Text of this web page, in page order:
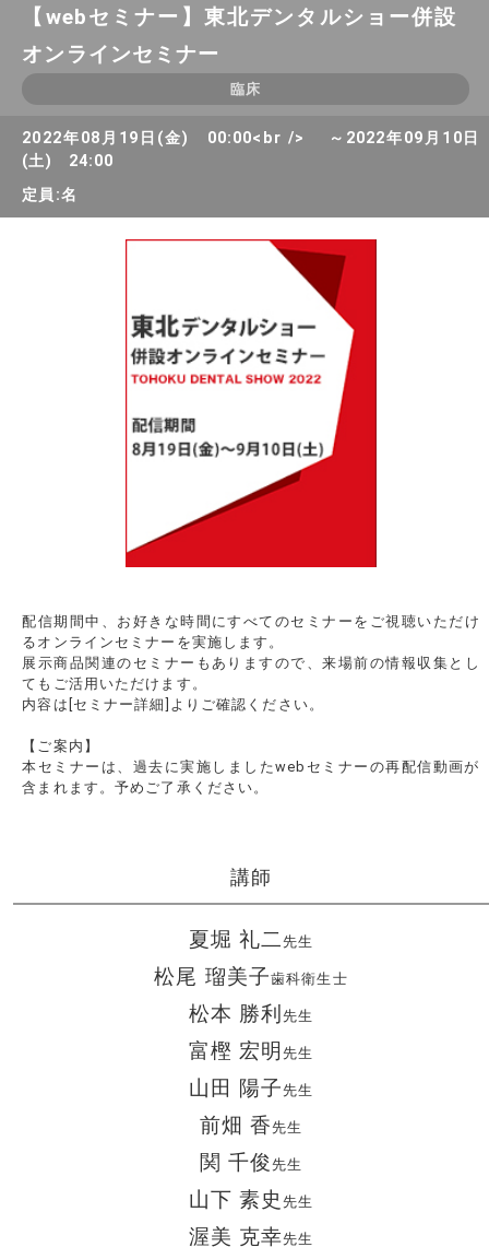
【webセミナー】東北デンタルショー併設
オンラインセミナー
臨床
2022年08月19日(金) 00:00<br /> ～2022年09月10日
(土) 24:00
定員:名
配信期間中、お好きな時間にすべてのセミナーをご視聴いただけ
るオンラインセミナーを実施します。
展示商品関連のセミナーもありますので、来場前の情報収集とし
てもご活用いただけます。
内容は[セミナー詳細]よりご確認ください。
【ご案内】
本セミナーは、過去に実施しましたwebセミナーの再配信動画が
含まれます。予めご了承ください。
講師
夏堀 礼二先生
松尾 瑠美子歯科衛生士
松本 勝利先生
富樫 宏明先生
山田 陽子先生
前畑 香先生
関 千俊先生
山下 素史先生
渥美 克幸先生